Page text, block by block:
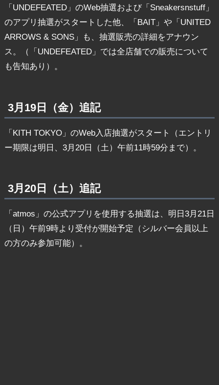
「UNDEFEATED」のWeb抽選および「Sneakersnstuff」
のアプリ抽選がスタートした他、「BAIT」や「UNITED
ARROWS & SONS」も、抽選販売の詳細をアナウン
ス。（「UNDEFEATED」では全店舗での販売について
も告知あり）。
3月19日（金）追記
「KITH TOKYO」のWeb入店抽選がスタート（エントリ
ー期限は明日、3月20日（土）午前11時59分まで）。
3月20日（土）追記
「atmos」の公式アプリを使用する抽選は、明日3月21日
（日）午前9時より受付が開始予定（シルバー会員以上
の方のみ参加可能）。